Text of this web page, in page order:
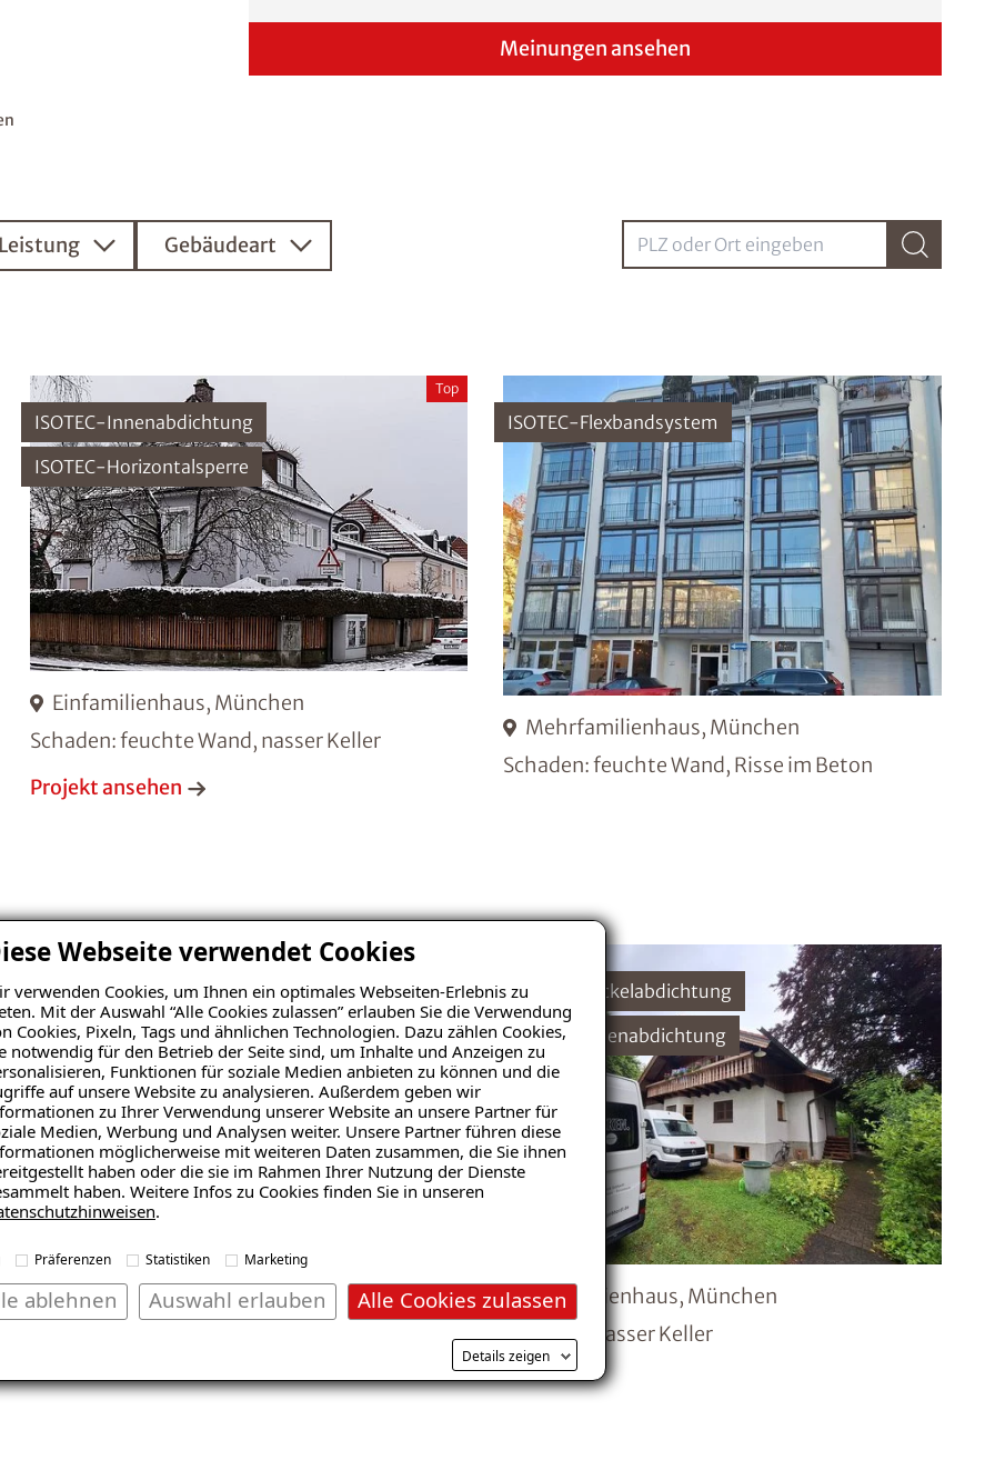
Webseite verwendet Cookies
verwenden Cookies, um Ihnen ein optimales Webseiten-Erlebnis zu
Mit der Auswahl “Alle Cookies zulassen” erlauben Sie die Verwendung
Cookies, Pixeln, Tags und ähnlichen Technologien. Dazu zählen Cookies,
notwendig für den Betrieb der Seite sind, um Inhalte und Anzeigen zu
Funktionen für soziale Medien anbieten zu können und die
auf unsere Website zu analysieren. Außerdem geben wir
zu Ihrer Verwendung unserer Website an unsere Partner für
Medien, Werbung und Analysen weiter. Unsere Partner führen diese
möglicherweise mit weiteren Daten zusammen, die Sie ihnen
haben oder die sie im Rahmen Ihrer Nutzung der Dienste
haben. Weitere Infos zu Cookies finden Sie in unseren
.
Präferenzen Statistiken Marketing
Alle Cookies zulassen
Auswahl erlauben
ablehnen
Details zeigen
Meinungen ansehen
Leistung Gebäudeart PLZ oder Ort eingebenPLZ oder Ort eingeben
Einfamilienhaus, München
Schaden: feuchte Wand, nasser Keller
ISOTEC-Innenabdichtung
ISOTEC-Horizontalsperre
Top
Projekt ansehen
Mehrfamilienhaus, München
Schaden: feuchte Wand, Risse im Beton
ISOTEC-Flexbandsystem
Mehrfamilienhaus, München
Schaden: Schimmel, muffiger Geruch, feuchte
ISOTEC-Klimaplatten
ISOTEC-Schimmelbeseitigung
Einfamilienhaus, München
Schaden: nasser Keller
ISOTEC-Sockelabdichtung
ISOTEC-Innenabdichtung